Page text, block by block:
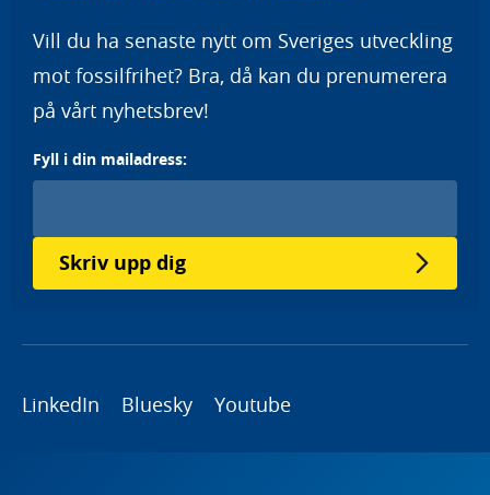
Vill du ha senaste nytt om Sveriges utveckling
mot fossilfrihet? Bra, då kan du prenumerera
på vårt nyhetsbrev!
Fyll i din mailadress:
Skriv upp dig
LinkedIn Bluesky Youtube